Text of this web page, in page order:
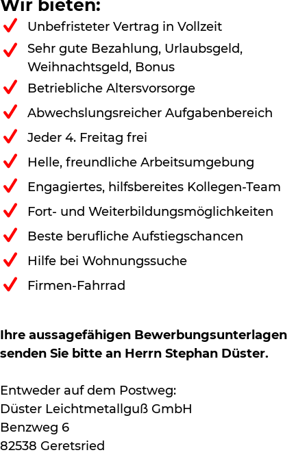
Wir bieten:
Unbefristeter Vertrag in Vollzeit
Sehr gute Bezahlung, Urlaubsgeld,
Weihnachtsgeld, Bonus
Betriebliche Altersvorsorge
Abwechslungsreicher Aufgabenbereich
Jeder 4. Freitag frei
Helle, freundliche Arbeitsumgebung
Engagiertes, hilfsbereites Kollegen-Team
Fort- und Weiterbildungsmöglichkeiten
Beste berufliche Aufstiegschancen
Hilfe bei Wohnungssuche
Firmen-Fahrrad
Ihre aussagefähigen Bewerbungsunterlagen
senden Sie bitte an Herrn Stephan Düster.
Entweder auf dem Postweg:
Düster Leichtmetallguß GmbH
Benzweg 6
82538 Geretsried